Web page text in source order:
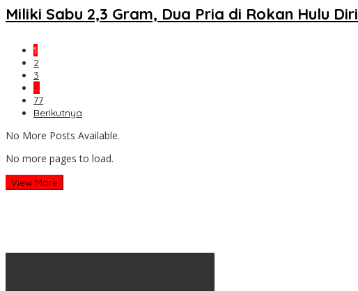
Miliki Sabu 2,3 Gram, Dua Pria di Rokan Hulu
1
2
3
…
77
Berikutnya
No More Posts Available.
No more pages to load.
View More